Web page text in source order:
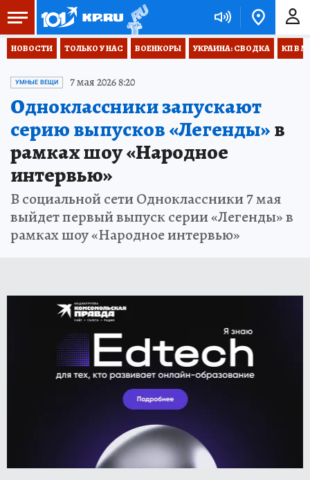
НОВОСТИ ТОЛЬКО У НАС ВОЕНКОРЫ УКРАИНА: СВОДКА КП В
УМНЫЕ ВЕЩИ 7 мая 2026 8:20
Одноклассники запускают
серию выпусков «Легенды»в
рамках шоу «Народное
интервью»
В социальной сети Одноклассники 7 мая
выйдет первый выпуск серии «Легенды» в
рамках шоу «Народное интервью»